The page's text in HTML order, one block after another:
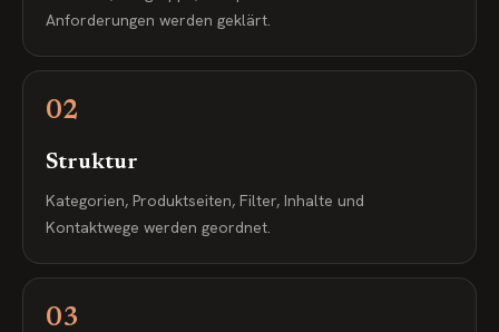
Anforderungen werden geklärt.
02
Struktur
Kategorien, Produktseiten, Filter, Inhalte und
Kontaktwege werden geordnet.
03